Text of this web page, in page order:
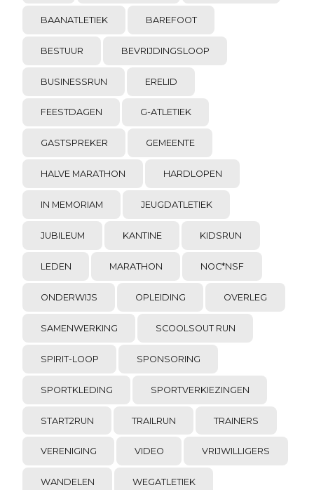
BAANATLETIEK BAREFOOT
BESTUUR BEVRIJDINGSLOOP
BUSINESSRUN ERELID
FEESTDAGEN G-ATLETIEK
GASTSPREKER GEMEENTE
HALVE MARATHON HARDLOPEN
IN MEMORIAM JEUGDATLETIEK
JUBILEUM KANTINE KIDSRUN
LEDEN MARATHON NOC*NSF
ONDERWIJS OPLEIDING OVERLEG
SAMENWERKING SCOOLSOUT RUN
SPIRIT-LOOP SPONSORING
SPORTKLEDING SPORTVERKIEZINGEN
START2RUN TRAILRUN TRAINERS
VERENIGING VIDEO VRIJWILLIGERS
WANDELEN WEGATLETIEK